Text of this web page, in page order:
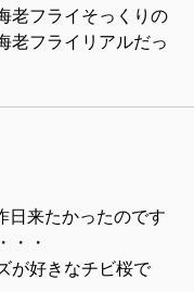
老フライそっくりの
老フライリアルだっ
日来たかったのです
・・
が好きなチビ桜で